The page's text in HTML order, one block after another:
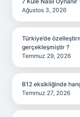
Ağustos 3, 2026
Türkiye’de
gerçekleşmiştir ?
Temmuz 29, 2026
B12 eksikliğinde
Temmuz 27, 2026